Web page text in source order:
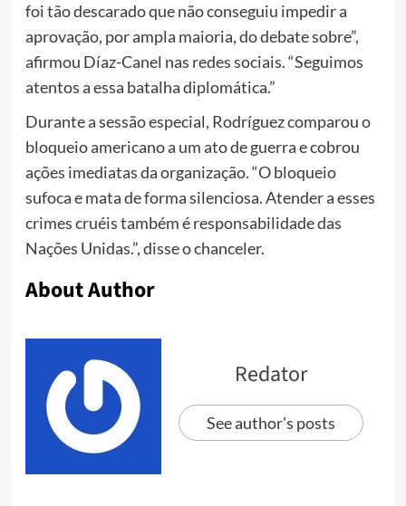
foi tão descarado que não conseguiu impedir a
aprovação, por ampla maioria, do debate sobre”,
afirmou Díaz-Canel nas redes sociais. “Seguimos
atentos a essa batalha diplomática.”
Durante a sessão especial, Rodríguez comparou o
bloqueio americano a um ato de guerra e cobrou
ações imediatas da organização. “O bloqueio
sufoca e mata de forma silenciosa. Atender a esses
crimes cruéis também é responsabilidade das
Nações Unidas.”, disse o chanceler.
About Author
Redator
See author's posts